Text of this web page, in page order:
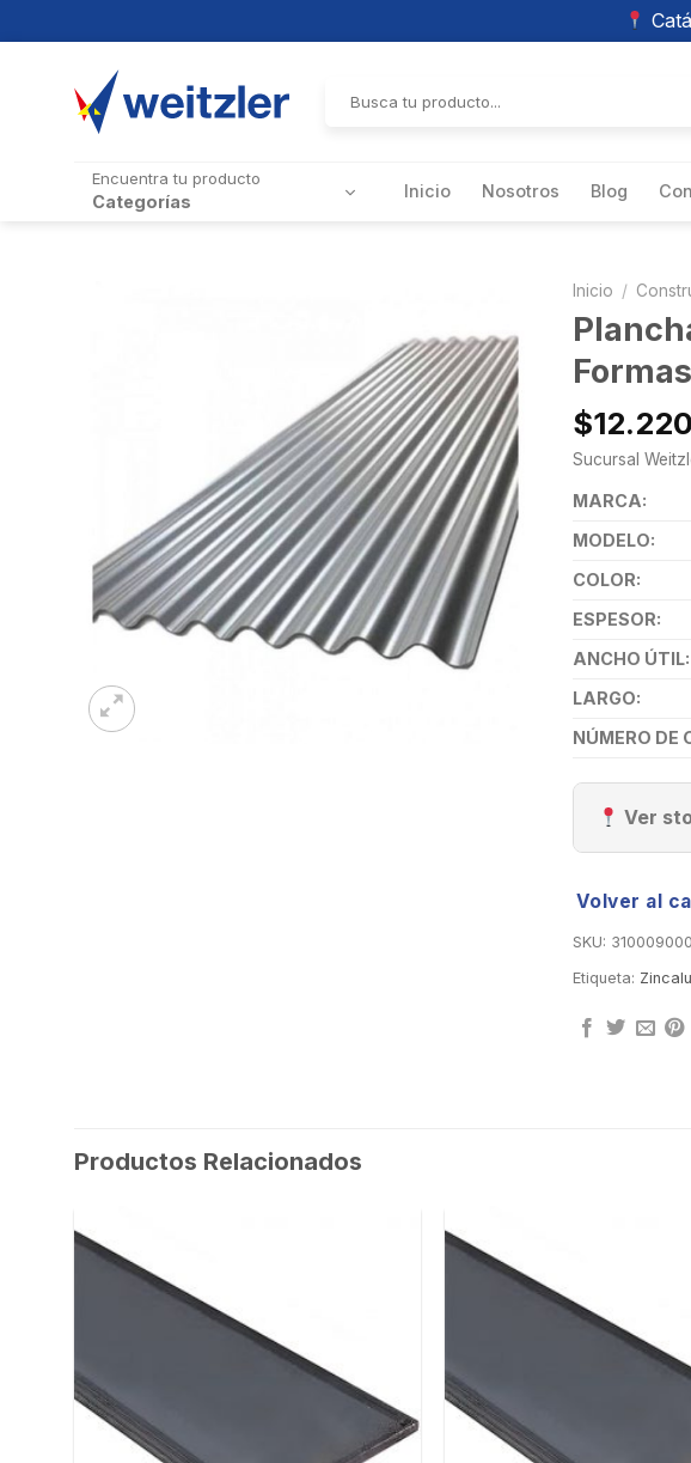
por:
Encuentra tu producto
Categorías Inicio Nosotros Blog
Inicio /
$12.220
Sucursal
MARCA:
MODELO:
COLOR:
ESPESOR:
ANCHO ÚTIL:
LARGO:
NÚMERO DE
Ver
Volver al
SKU:
Etiqueta:
Productos Relacionados